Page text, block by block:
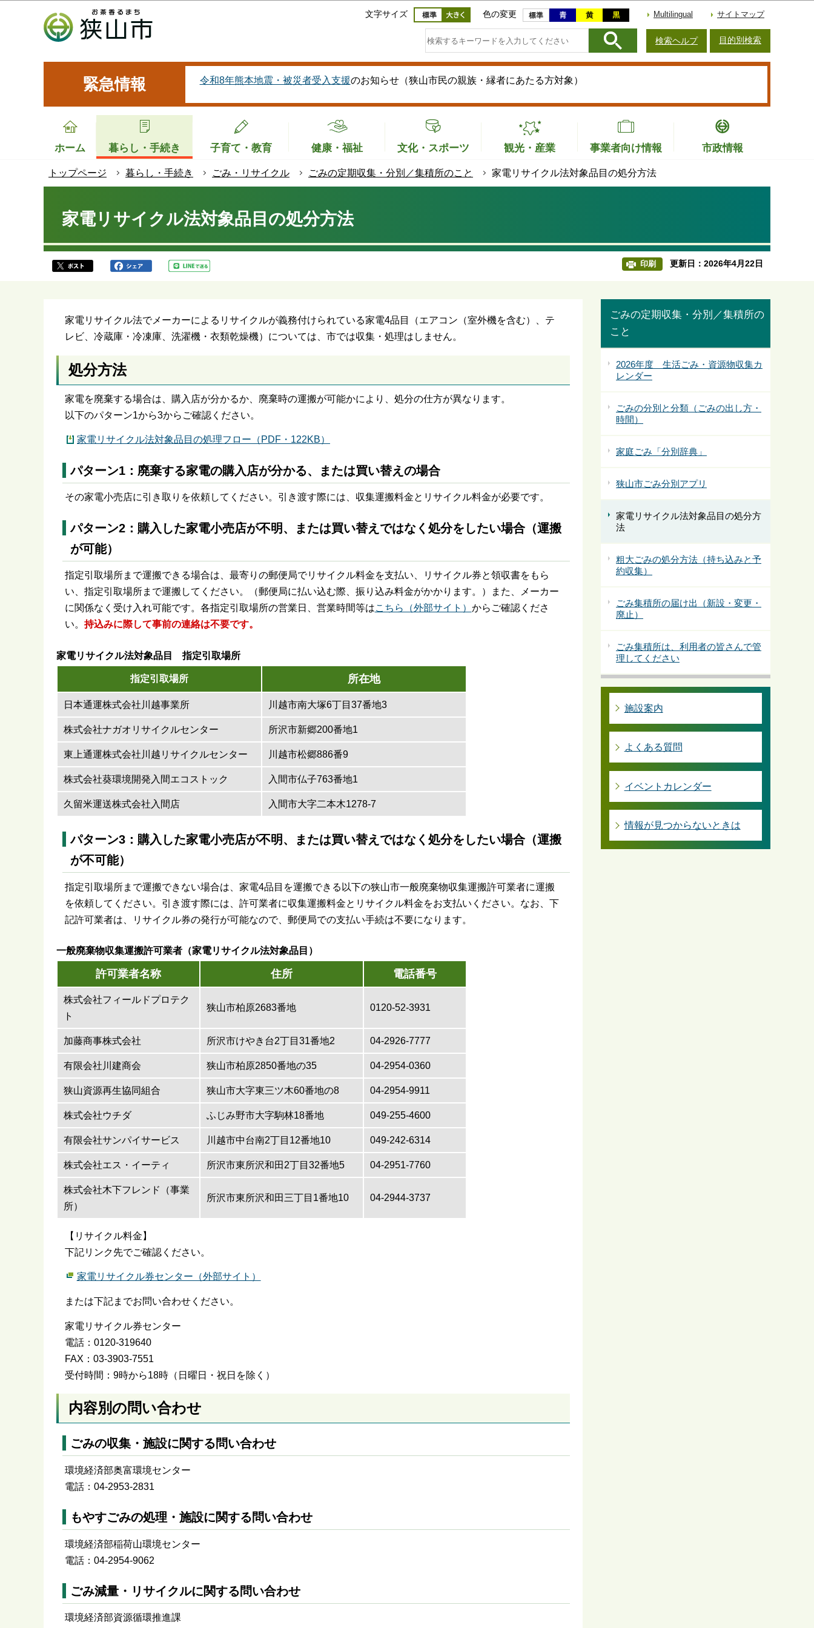
このページの本文へ移動
文字サイズ 色の変更 Multilingual サイトマップ
検索ヘルプ 目的別検索
緊急情報 令和8年熊本地震・被災者受入支援のお知らせ（狭山市民の親族・縁者にあたる方対象）
ホーム 暮らし・手続き 子育て・教育 健康・福祉 文化・スポーツ 観光・産業 事業者向け情報 市政情報
トップページ 暮らし・手続き ごみ・リサイクル ごみの定期収集・分別／集積所のこと 家電リサイクル法対象品目の処分方法
家電リサイクル法対象品目の処分方法
印刷 更新日：2026年4月22日
家電リサイクル法でメーカーによるリサイクルが義務付けられている家電4品目（エアコン（室外機を含む）、テ
レビ、冷蔵庫・冷凍庫、洗濯機・衣類乾燥機）については、市では収集・処理はしません。
処分方法
家電を廃棄する場合は、購入店が分かるか、廃棄時の運搬が可能かにより、処分の仕方が異なります。
以下のパターン1から3からご確認ください。
家電リサイクル法対象品目の処理フロー（PDF・122KB）
パターン1：廃棄する家電の購入店が分かる、または買い替えの場合
その家電小売店に引き取りを依頼してください。引き渡す際には、収集運搬料金とリサイクル料金が必要です。
パターン2：購入した家電小売店が不明、または買い替えではなく処分をしたい場合（運搬
が可能）
指定引取場所まで運搬できる場合は、最寄りの郵便局でリサイクル料金を支払い、リサイクル券と領収書をもら
い、指定引取場所まで運搬してください。（郵便局に払い込む際、振り込み料金がかかります。）また、メーカー
に関係なく受け入れ可能です。各指定引取場所の営業日、営業時間等はこちら（外部サイト） からご確認くださ
い。 持込みに際して事前の連絡は不要です。
家電リサイクル法対象品目 指定引取場所
指定引取場所 所在地
日本通運株式会社川越事業所 川越市南大塚6丁目37番地3
株式会社ナガオリサイクルセンター 所沢市新郷200番地1
東上通運株式会社川越リサイクルセンター 川越市松郷886番9
株式会社葵環境開発入間エコストック 入間市仏子763番地1
久留米運送株式会社入間店 入間市大字二本木1278-7
パターン3：購入した家電小売店が不明、または買い替えではなく処分をしたい場合（運搬
が不可能）
指定引取場所まで運搬できない場合は、家電4品目を運搬できる以下の狭山市一般廃棄物収集運搬許可業者に運搬
を依頼してください。引き渡す際には、許可業者に収集運搬料金とリサイクル料金をお支払いください。なお、下
記許可業者は、リサイクル券の発行が可能なので、郵便局での支払い手続は不要になります。
一般廃棄物収集運搬許可業者（家電リサイクル法対象品目）
許可業者名称 住所 電話番号
株式会社フィールドプロテク
ト
狭山市柏原2683番地 0120-52-3931
加藤商事株式会社 所沢市けやき台2丁目31番地2 04-2926-7777
有限会社川建商会 狭山市柏原2850番地の35 04-2954-0360
狭山資源再生協同組合 狭山市大字東三ツ木60番地の8 04-2954-9911
株式会社ウチダ ふじみ野市大字駒林18番地 049-255-4600
有限会社サンパイサービス 川越市中台南2丁目12番地10 049-242-6314
株式会社エス・イーティ 所沢市東所沢和田2丁目32番地5 04-2951-7760
株式会社木下フレンド（事業
所）
所沢市東所沢和田三丁目1番地10 04-2944-3737
【リサイクル料金】
下記リンク先でご確認ください。
家電リサイクル券センター（外部サイト）
または下記までお問い合わせください。
家電リサイクル券センター
電話：0120-319640
FAX：03-3903-7551
受付時間：9時から18時（日曜日・祝日を除く）
内容別の問い合わせ
ごみの収集・施設に関する問い合わせ
環境経済部奥富環境センター
電話：04-2953-2831
もやすごみの処理・施設に関する問い合わせ
環境経済部稲荷山環境センター
電話：04-2954-9062
ごみ減量・リサイクルに関する問い合わせ
環境経済部資源循環推進課
ごみの定期収集・分別／集積所の
こと
2026年度 生活ごみ・資源物収集カ
レンダー
ごみの分別と分類（ごみの出し方・
時間）
家庭ごみ「分別辞典」
狭山市ごみ分別アプリ
家電リサイクル法対象品目の処分方
法
粗大ごみの処分方法（持ち込みと予
約収集）
ごみ集積所の届け出（新設・変更・
廃止）
ごみ集積所は、利用者の皆さんで管
理してください
施設案内
よくある質問
イベントカレンダー
情報が見つからないときは